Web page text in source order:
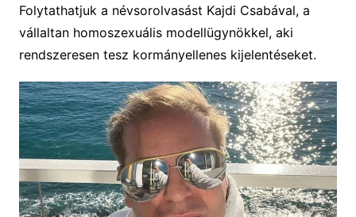
Folytathatjuk a névsorolvasást Kajdi Csabával, a
vállaltan homoszexuális modellügynökkel, aki
rendszeresen tesz kormányellenes kijelentéseket.